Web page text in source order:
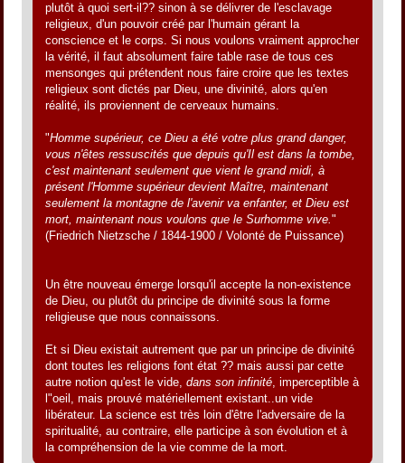
plutôt à quoi sert-il?? sinon à se délivrer de l'esclavage
religieux, d'un pouvoir créé par l'humain gérant la
conscience et le corps. Si nous voulons vraiment approcher
la vérité, il faut absolument faire table rase de tous ces
mensonges qui prétendent nous faire croire que les textes
religieux sont dictés par Dieu, une divinité, alors qu'en
réalité, ils proviennent de cerveaux humains.
"Homme supérieur, ce Dieu a été votre plus grand danger,
vous n'êtes ressuscités que depuis qu'Il est dans la tombe,
c'est maintenant seulement que vient le grand midi, à
présent l'Homme supérieur devient Maître, maintenant
seulement la montagne de l'avenir va enfanter, et Dieu est
mort, maintenant nous voulons que le Surhomme vive."
(Friedrich Nietzsche / 1844-1900 / Volonté de Puissance)
Un être nouveau émerge lorsqu'il accepte la non-existence
de Dieu, ou plutôt du principe de divinité sous la forme
religieuse que nous connaissons.
Et si Dieu existait autrement que par un principe de divinité
dont toutes les religions font état ?? mais aussi par cette
autre notion qu'est le vide,dans son infinité, imperceptible à
l"oeil, mais prouvé matériellement existant..un vide
libérateur. La science est très loin d'être l'adversaire de la
spiritualité, au contraire, elle participe à son évolution et à
la compréhension de la vie comme de la mort.